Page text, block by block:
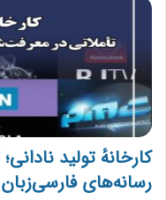
کارخانهٔ تولید
رسانه‌های فارسی‌زبان